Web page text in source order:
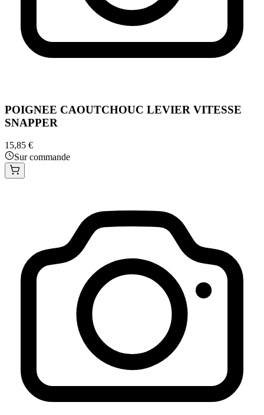
POIGNEE CAOUTCHOUC LEVIER VITESSE
SNAPPER
15,85 €
Sur commande